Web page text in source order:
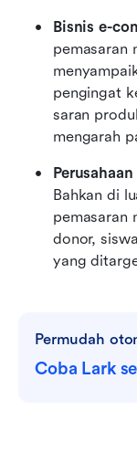
Bisnis e-
pemasaran
pengingat
saran
mengarah
Bahkan di
pemasaran
donor,
yang
Permudah
Coba Lark